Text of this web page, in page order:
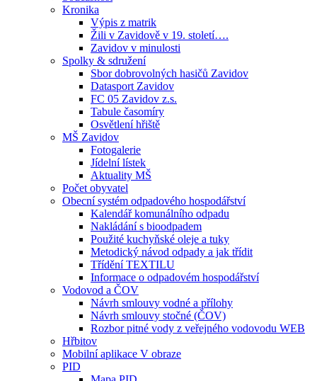
Kronika
Výpis z matrik
Žili v Zavidově v 19. století….
Zavidov v minulosti
Spolky & sdružení
Sbor dobrovolných hasičů Zavidov
Datasport Zavidov
FC 05 Zavidov z.s.
Tabule časomíry
Osvětlení hřiště
MŠ Zavidov
Fotogalerie
Jídelní lístek
Aktuality MŠ
Počet obyvatel
Obecní systém odpadového hospodářství
Kalendář komunálního odpadu
Nakládání s bioodpadem
Použité kuchyňské oleje a tuky
Metodický návod odpady a jak třídit
Třídění TEXTILU
Informace o odpadovém hospodářství
Vodovod a ČOV
Návrh smlouvy vodné a přílohy
Návrh smlouvy stočné (ČOV)
Rozbor pitné vody z veřejného vodovodu WEB
Hřbitov
Mobilní aplikace V obraze
PID